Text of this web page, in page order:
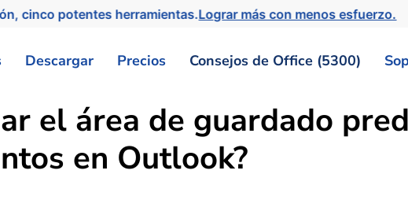
cinco potentes herramientas.Lograr más con menos esfuerzo.
Descargar Precios Consejos de Office (5300)
el área de guardado
en Outlook?